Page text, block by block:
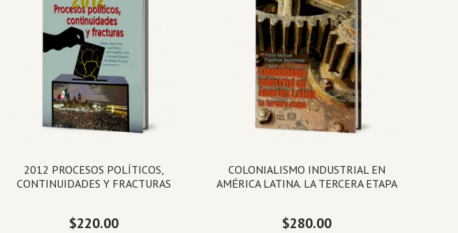
2012 PROCESOS POLÍTICOS,
CONTINUIDADES Y FRACTURAS
$220.00
COLONIALISMO INDUSTRIAL EN
AMÉRICA LATINA. LA TERCERA ETAPA
$280.00